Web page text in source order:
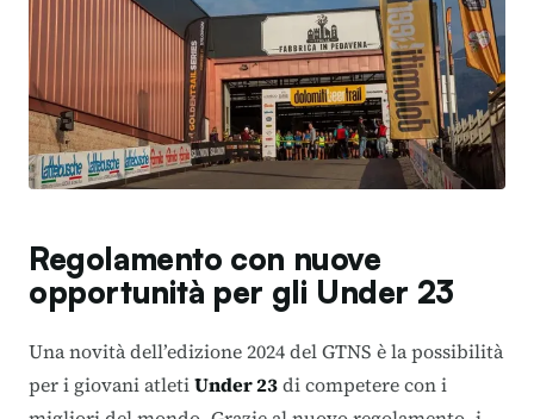
Regolamento con nuove
opportunità per gli Under 23
Una novità dell’edizione 2024 del GTNS è la possibilità
per i giovani atletiUnder 23di competere con i